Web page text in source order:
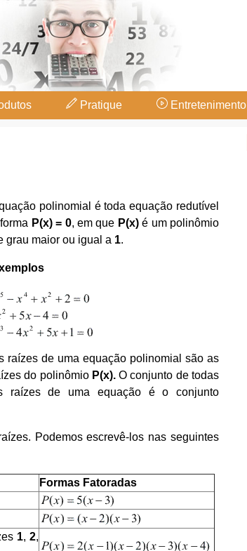
Pratique Entretenimento
polinomial é toda equação redutível
P(x) = 0, em que P(x)é um polinômio
grau maior ou igual a 1.
raízes de uma equação polinomial são as
do polinômio P(x).O conjunto de todas
raízes de uma equação é o conjunto
Podemos escrevê-los nas seguintes
Formas Fatoradas
1, 2,